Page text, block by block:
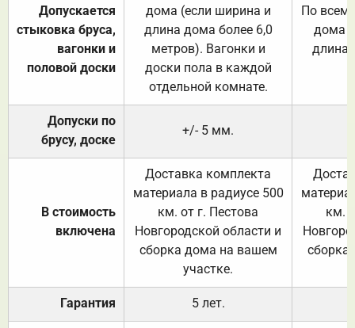
Допускается
стыковка бруса,
вагонки и
половой доски
дома (если ширина и
длина дома более 6,0
метров). Вагонки и
доски пола в каждой
отдельной комнате.
По
дома
длина
Допуски по
брусу, доске
+/- 5 мм.
В стоимость
включена
Доставка комплекта
материала в радиусе 500
км. от г. Пестова
Новгородской области и
сборка дома на вашем
участке.
км.
Гарантия 5 лет.